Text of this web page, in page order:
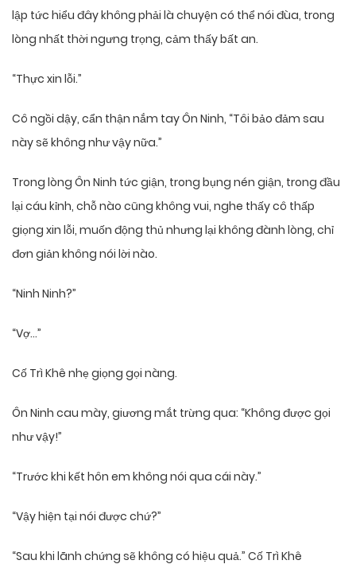
lập tức hiểu đây không phải là chuyện có thể nói đùa, trong
lòng nhất thời ngưng trọng, cảm thấy bất an.
“Thực xin lỗi.”
Cô ngồi dậy, cẩn thận nắm tay Ôn Ninh, “Tôi bảo đảm sau
này sẽ không như vậy nữa.”
Trong lòng Ôn Ninh tức giận, trong bụng nén giận, trong đầu
lại cáu kỉnh, chỗ nào cũng không vui, nghe thấy cô thấp
giọng xin lỗi, muốn động thủ nhưng lại không đành lòng, chỉ
đơn giản không nói lời nào.
“Ninh Ninh?”
“Vợ…”
Cố Trì Khê nhẹ giọng gọi nàng.
Ôn Ninh cau mày, giương mắt trừng qua: “Không được gọi
như vậy!”
“Trước khi kết hôn em không nói qua cái này.”
“Vậy hiện tại nói được chứ?”
“Sau khi lãnh chứng sẽ không có hiệu quả.” Cố Trì Khê